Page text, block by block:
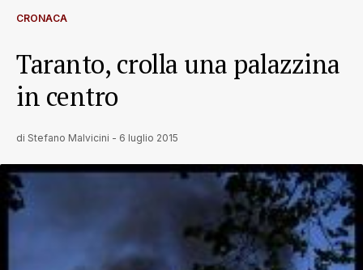
CRONACA
Taranto, crolla una palazzina
in centro
di Stefano Malvicini - 6 luglio 2015